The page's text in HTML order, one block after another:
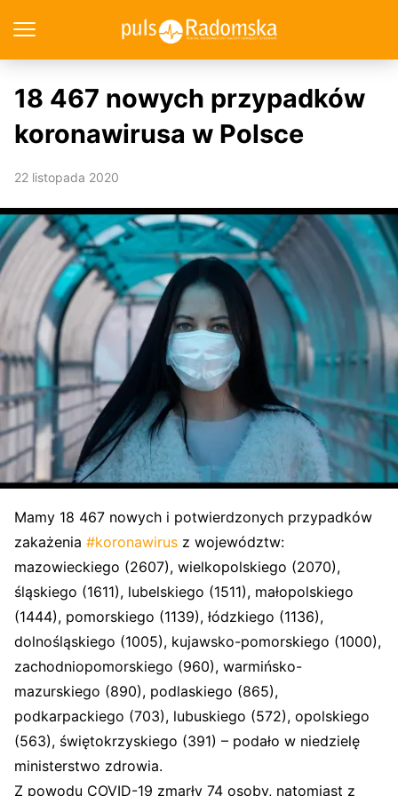
18 467 nowych przypadków
koronawirusa w Polsce
22 listopada 2020
Mamy 18 467 nowych i potwierdzonych przypadków
zakażenia #koronawirus z województw:
mazowieckiego (2607), wielkopolskiego (2070),
śląskiego (1611), lubelskiego (1511), małopolskiego
(1444), pomorskiego (1139), łódzkiego (1136),
dolnośląskiego (1005), kujawsko-pomorskiego (1000),
zachodniopomorskiego (960), warmińsko-
mazurskiego (890), podlaskiego (865),
podkarpackiego (703), lubuskiego (572), opolskiego
(563), świętokrzyskiego (391) – podało w niedzielę
ministerstwo zdrowia.
Z powodu COVID-19 zmarły 74 osoby, natomiast z